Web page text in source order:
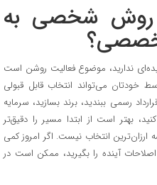
روش شخصی به
ندارید، موضوع فعالیت روشن است
خودتان می‌تواند انتخاب قابل قبولی
رسمی ببندید، برند بسازید، سرمایه
بهتر است از ابتدا مسیر را دقیق‌تر
ارزان‌ترین انتخاب نیست. اگر امروز کمی
آینده را بگیرید، ممکن است در